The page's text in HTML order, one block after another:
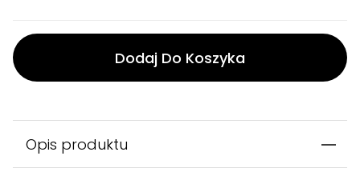
Dodaj Do Koszyka
Opis produktu